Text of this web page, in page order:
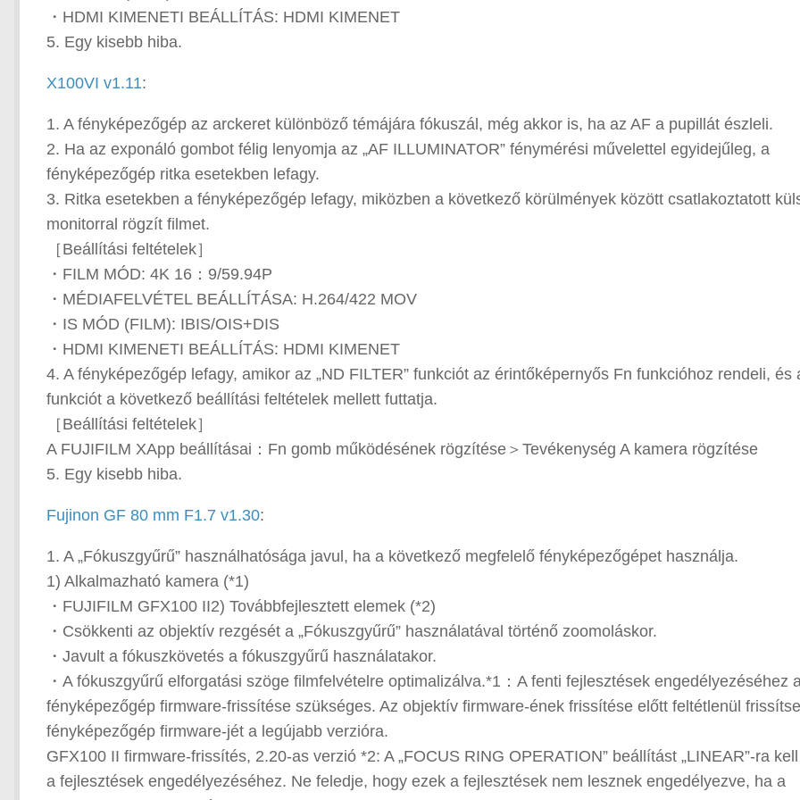
・HDMI KIMENETI BEÁLLÍTÁS: HDMI KIMENET
5. Egy kisebb hiba.
X100VI v1.11:
1. A fényképezőgép az arckeret különböző témájára fókuszál, még akkor is, ha az AF a pupillát észleli.
2. Ha az exponáló gombot félig lenyomja az „AF ILLUMINATOR” fénymérési művelettel egyidejűleg, a
fényképezőgép ritka esetekben lefagy.
3. Ritka esetekben a fényképezőgép lefagy, miközben a következő körülmények között csatlakoztatott
monitorral rögzít filmet.
［Beállítási feltételek］
・FILM MÓD: 4K 16：9/59.94P
・MÉDIAFELVÉTEL BEÁLLÍTÁSA: H.264/422 MOV
・IS MÓD (FILM): IBIS/OIS+DIS
・HDMI KIMENETI BEÁLLÍTÁS: HDMI KIMENET
4. A fényképezőgép lefagy, amikor az „ND FILTER” funkciót az érintőképernyős Fn funkcióhoz rendeli, és
funkciót a következő beállítási feltételek mellett futtatja.
［Beállítási feltételek］
A FUJIFILM XApp beállításai：Fn gomb működésének rögzítése＞Tevékenység A kamera rögzítése
5. Egy kisebb hiba.
Fujinon GF 80 mm F1.7 v1.30:
1. A „Fókuszgyűrű” használhatósága javul, ha a következő megfelelő fényképezőgépet használja.
1) Alkalmazható kamera (*1)
・FUJIFILM GFX100 II2) Továbbfejlesztett elemek (*2)
・Csökkenti az objektív rezgését a „Fókuszgyűrű” használatával történő zoomoláskor.
・Javult a fókuszkövetés a fókuszgyűrű használatakor.
・A fókuszgyűrű elforgatási szöge filmfelvételre optimalizálva.*1：A fenti fejlesztések engedélyezéséhez
fényképezőgép firmware-frissítése szükséges. Az objektív firmware-ének frissítése előtt feltétlenül
fényképezőgép firmware-jét a legújabb verzióra.
GFX100 II firmware-frissítés, 2.20-as verzió *2: A „FOCUS RING OPERATION” beállítást „LINEAR”-ra
a fejlesztések engedélyezéséhez. Ne feledje, hogy ezek a fejlesztések nem lesznek engedélyezve, ha a